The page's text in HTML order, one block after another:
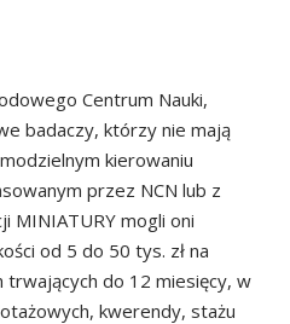
Centrum Nauki,
badaczy, którzy nie mają
kierowaniu
przez NCN lub z
MINIATURY mogli oni
od 5 do 50 tys. zł na
trwających do 12 miesięcy, w
kwerendy, stażu